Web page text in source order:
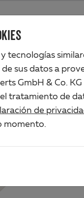
tecnologías
sus datos a
GmbH & Co.
tratamiento de
de
momento.